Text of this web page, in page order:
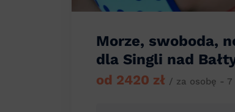
Morze, swoboda,
dla Singli nad
od 2420 zł / za osobę - 7